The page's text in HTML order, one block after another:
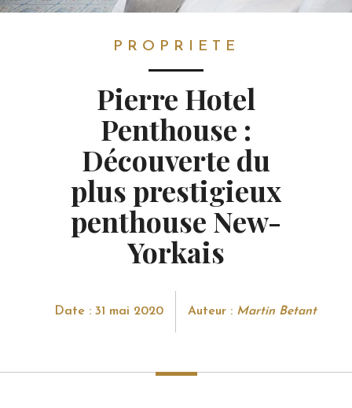
PROPRIETE
Pierre Hotel
Penthouse :
Découverte du
plus prestigieux
penthouse New-
Yorkais
Date : 31 mai 2020 Auteur : Martin Betant